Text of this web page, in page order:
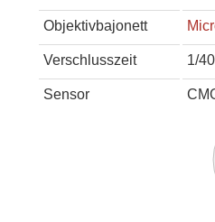
Objektivbajonett
Verschlusszeit 1/
Sensor